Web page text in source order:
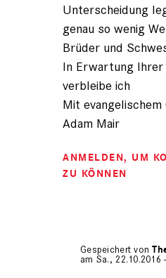
Unterscheidung
genau so wenig
Brüder und
In Erwartung
verbleibe ich
Mit evangelischem
Adam Mair
ANMELDEN, UM
ZU KÖNNEN
Gespeichert von
am Sa., 22.10.2016